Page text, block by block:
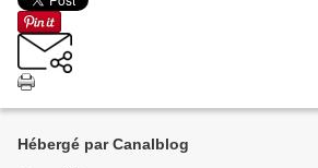
Hébergé par Canalblog